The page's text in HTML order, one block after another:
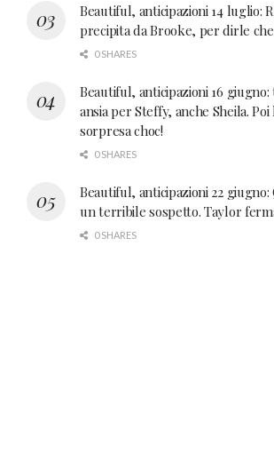
Beautiful, anticipazioni 14 luglio:
precipita da Brooke, per dirle
0 SHARES
Beautiful, anticipazioni 16
ansia per Steffy, anche Sheila. Poi
sorpresa choc!
0 SHARES
Beautiful, anticipazioni 22 giugno:
un terribile sospetto. Taylor
0 SHARES